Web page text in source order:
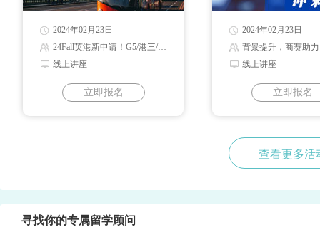
2024年02月23日
24Fall英港新申请！G5/港三/新二录取解读
线上讲座
立即报名
2024年02月23日
背景提升，商赛助力
线上讲座
立即报名
查看更多活
寻找你的专属留学顾问